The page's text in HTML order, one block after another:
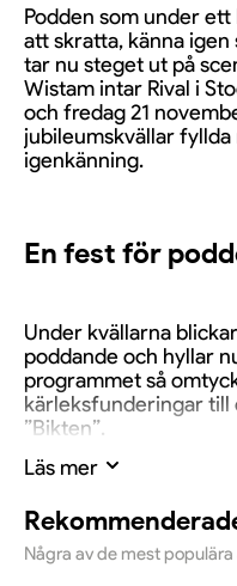
Podden som under
att skratta, känna
tar nu steget ut på
Wistam intar Rival i
och fredag 21
jubileumskvällar
igenkänning.
En fest för
Under kvällarna
poddande och hyllar
programmet så
kärleksfunderingar till
”Bikten”.
Direktkontakt
Läs mer
Några av de mest